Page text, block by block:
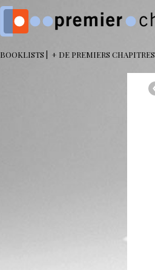
BOOKLISTS + DE PREMIERS CHAPITRES